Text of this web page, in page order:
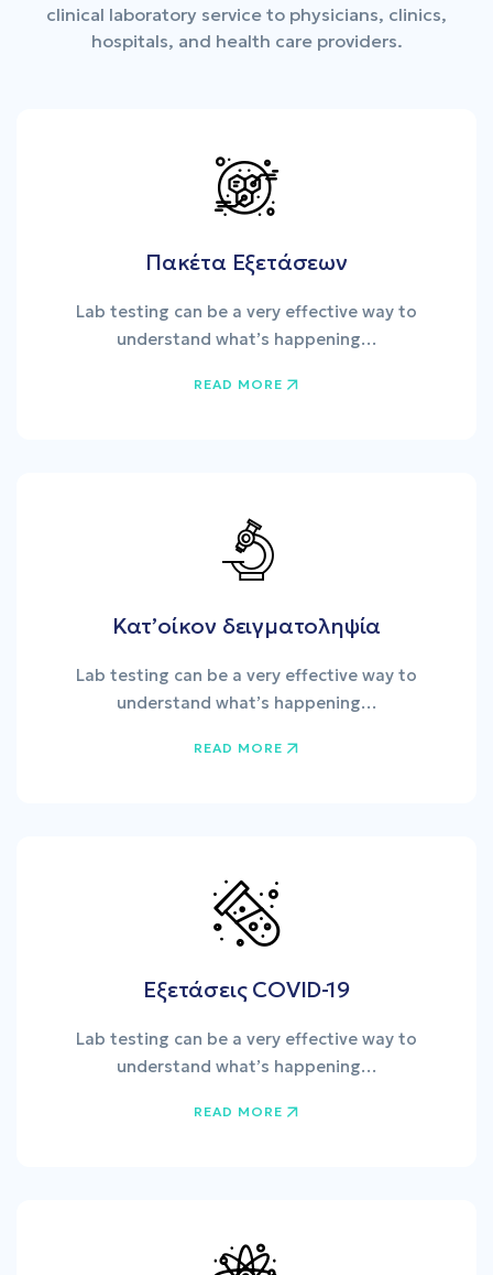
clinical laboratory service to physicians, clinics,
hospitals, and health care providers.
Πακέτα Εξετάσεων
Lab testing can be a very effective way to
understand what’s happening…
READ MORE
Κατ’οίκον δειγματοληψία
Lab testing can be a very effective way to
understand what’s happening…
READ MORE
Εξετάσεις COVID-19
Lab testing can be a very effective way to
understand what’s happening…
READ MORE